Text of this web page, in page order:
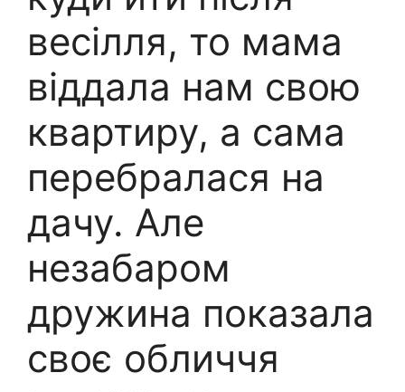
весілля, то мама
віддала нам свою
квартиру, а сама
перебралася на
дачу. Але
незабаром
дружина показала
своє обличчя